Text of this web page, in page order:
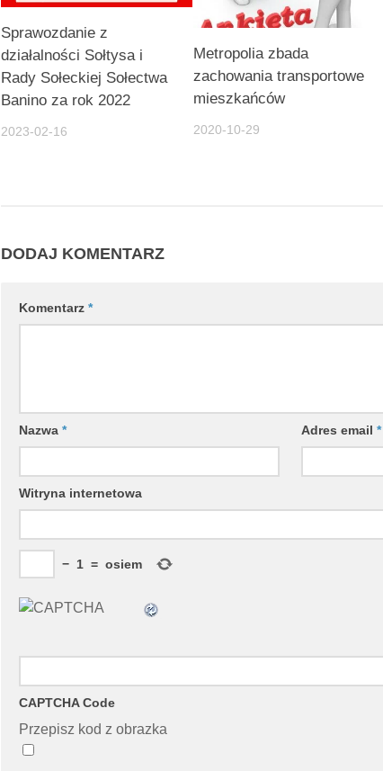
Sprawozdanie z
działalności Sołtysa i
Rady Sołeckiej Sołectwa
Banino za rok 2022
2023-02-16
Metropolia zbada
zachowania transportowe
mieszkańców
2020-10-29
DODAJ KOMENTARZ
Komentarz *
Nazwa * Adres email*
Witryna internetowa
− 1 = osiem
CAPTCHA Code
Przepisz kod z obrazka